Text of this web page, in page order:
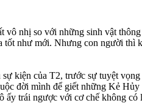
nhị so với những sinh vật
như mới. Nhưng con người thì
kiện của T2, trước sự tuyệt
đời mình để giết những Kẻ
trái ngược với cơ chế không có